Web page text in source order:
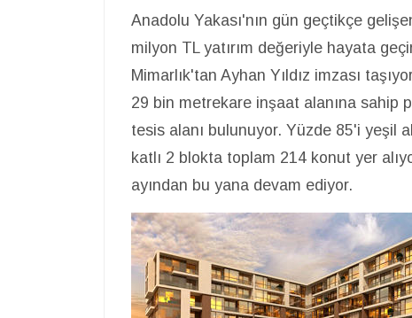
Anadolu Yakası'nın gün geçtikçe
milyon TL yatırım değeriyle hayata
Mimarlık'tan Ayhan Yıldız imzası
29 bin metrekare inşaat alanına sahip
tesis alanı bulunuyor. Yüzde 85'i yeşil
katlı 2 blokta toplam 214 konut yer
ayından bu yana devam ediyor.